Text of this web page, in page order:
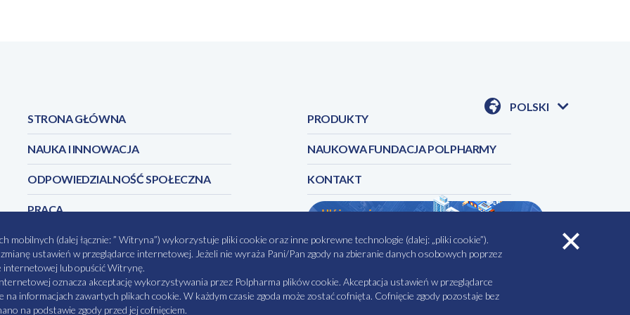
POLSKI
STRONA GŁÓWNA
NAUKA I INNOWACJA
ODPOWIEDZIALNOŚĆ SPOŁECZNA
PRACA
PRODUKTY
NAUKOWA FUNDACJA POLPHARMY
KONTAKT
MAPA STRONY NASZE SERWISY MATERIAŁY DO POBRANIA MINIMALIZACJA RYZYKA
(dalej łącznie: ” Witryna”) wykorzystuje pliki cookie oraz inne pokrewne technologie (dalej: „pliki cookie”).
ustawień w przeglądarce internetowej. Jeżeli nie wyraża Pani/Pan zgody na zbieranie danych osobowych poprzez
internetowej lub opuścić Witrynę.
oznacza akceptację wykorzystywania przez Polpharma plików cookie. Akceptacja ustawień w przeglądarce
informacjach zawartych plikach cookie. W każdym czasie zgoda może zostać cofnięta. Cofnięcie zgody pozostaje bez
na podstawie zgody przed jej cofnięciem.